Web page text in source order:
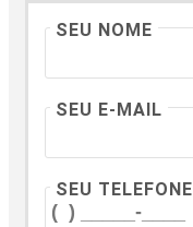
SEU NOME
SEU E-MAIL
SEU TELEFONE